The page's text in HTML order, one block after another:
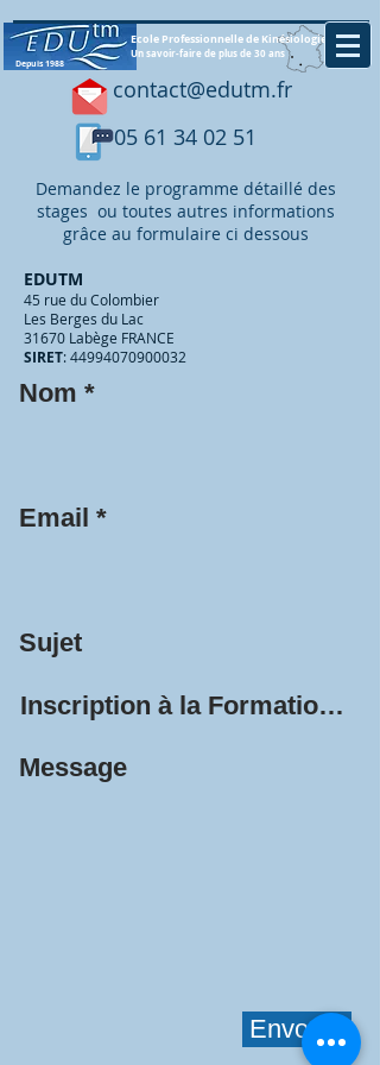
Depuis 1988
Ecole Professionnelle de Kinésiologie
Un savoir-faire de plus de 30 ans
contact@edutm.fr
05 61 34 02 51
Demandez le programme détaillé des
stages ou toutes autres informations
grâce au formulaire ci dessous
EDUTM
45 rue du Colombier
Les Berges du Lac
31670 Labège FRANCE
SIRET:44994070900032
Nom
Email
Sujet
Message
Envoyer